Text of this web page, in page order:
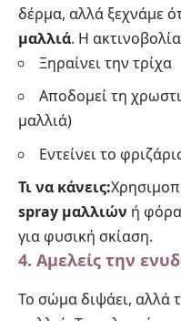
δέρμα, αλλά ξεχνάμε
μαλλιά. Η
Ξηραίνει την τρίχα
Αποδομεί τη
μαλλιά)
Εντείνει το
Τι να κάνεις:
spray μαλλιών ή
για φυσική σκίαση.
4. Αμελείς την
Το σώμα διψάει, αλλά